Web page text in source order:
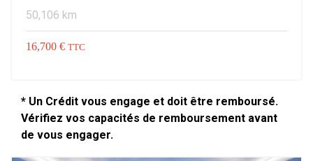
50,106 km
16,700 € TTC
* Un Crédit vous engage et doit être remboursé.
Vérifiez vos capacités de remboursement avant
de vous engager.